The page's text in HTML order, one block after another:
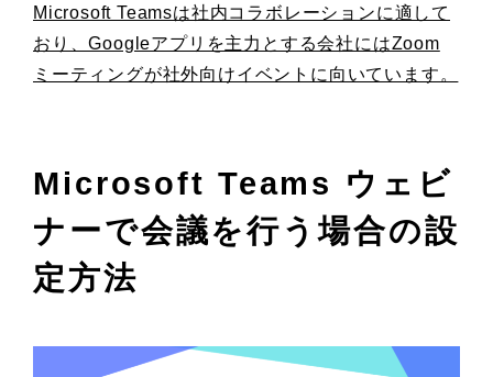
Microsoft Teamsは社内コラボレーションに適して
おり、Googleアプリを主力とする会社にはZoom
ミーティングが社外向けイベントに向いています。
Microsoft Teams ウェビ
ナーで会議を行う場合の設
定方法